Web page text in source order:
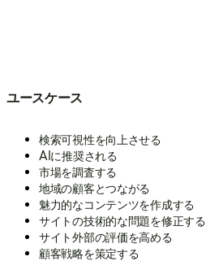
ユースケース
検索可視性を向上させる
AIに推奨される
市場を調査する
地域の顧客とつながる
魅力的なコンテンツを作成する
サイトの技術的な問題を修正する
サイト外部の評価を高める
顧客戦略を策定する